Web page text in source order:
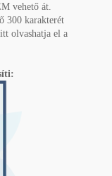
vehető át.
300 karakterét
olvashatja el a